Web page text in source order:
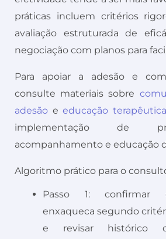
práticas incluem critérios
avaliação estruturada de
negociação com planos para
Para apoiar a adesão e
consulte materiais sobre
adesão e educação terapêutica
implementação de
acompanhamento e educação
Algoritmo prático para o
Passo 1: confirmar
enxaqueca segundo
e revisar histórico